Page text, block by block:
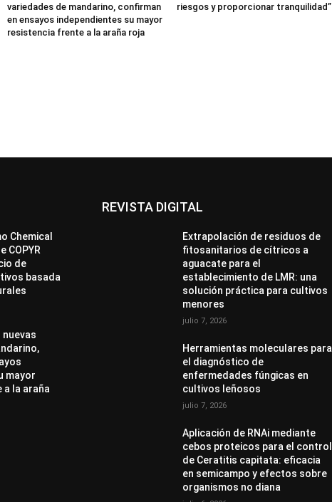
variedades de mandarino, confirman
en ensayos independientes su mayor
resistencia frente a la araña roja
riesgos y proporcionar tranquilidad”
Chemical
COPYR
de
basada
nuevas
mayor
la araña
REVISTA DIGITAL
Extrapolación de residuos de
fitosanitarios de cítricos a
aguacate para el
establecimiento de LMR: una
solución práctica para cultivos
menores
julio 7, 2026
Herramientas moleculares para
el diagnóstico de
enfermedades fúngicas en
cultivos leñosos
julio 7, 2026
Aplicación de RNAi mediante
cebos proteicos para el control
de Ceratitis capitata: eficacia
en semicampo y efectos sobre
organismos no diana